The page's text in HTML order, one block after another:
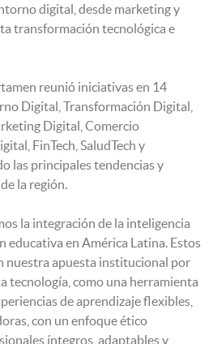
digital, desde marketing y
transformación tecnológica e
reunió iniciativas en 14
Digital, Transformación Digital,
Digital, Comercio
FinTech, SaludTech y
las principales tendencias y
la región.
la integración de la inteligencia
educativa en América Latina. Estos
nuestra apuesta institucional por
tecnología, como una herramienta
de aprendizaje flexibles,
con un enfoque ético
íntegros, adaptables y